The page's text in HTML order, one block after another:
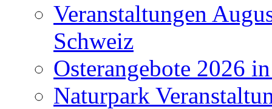
Veranstaltungen
Schweiz
Osterangebote 2026
Naturpark